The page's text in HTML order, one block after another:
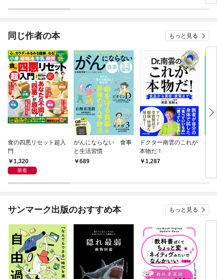
同じ作者の本 もっと見る
食の四悪リセット超入
門
1,320
新着
がんにならない 食事
と生活習慣
689
ドクター南雲のこれが
本物だ！
1,287
名
高
サンマーク出版のおすすめ本 もっと見る